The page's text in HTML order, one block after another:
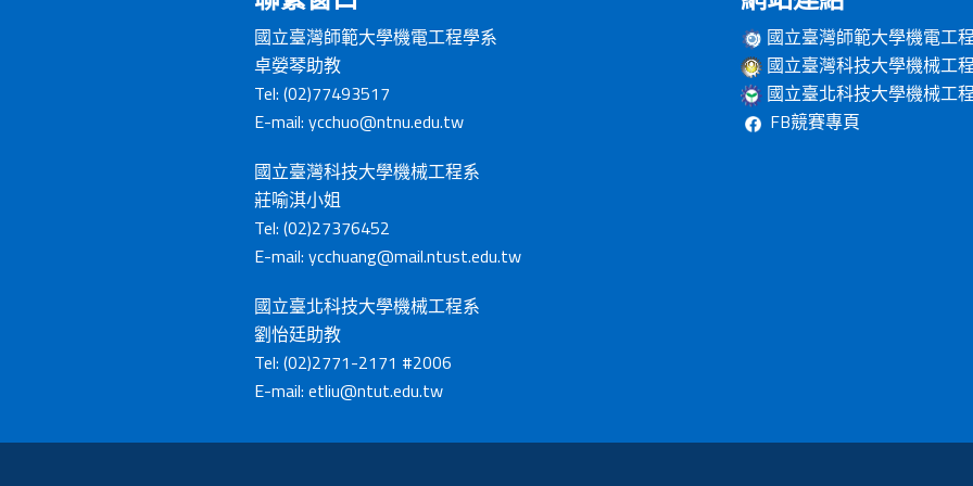
國立臺灣師範大學機電工程學系
卓嫈琴助教
Tel: (02)77493517
E-mail: ycchuo@ntnu.edu.tw
國立臺灣科技大學機械工程系
莊喻淇小姐
Tel: (02)27376452
E-mail: ycchuang@mail.ntust.edu.tw
國立臺北科技大學機械工程系
劉怡廷助教
Tel: (02)2771-2171 #2006
E-mail: etliu@ntut.edu.tw
國立臺灣師範大學機電工
國立臺灣科技大學機械工
國立臺北科技大學機械工
FB競賽專頁